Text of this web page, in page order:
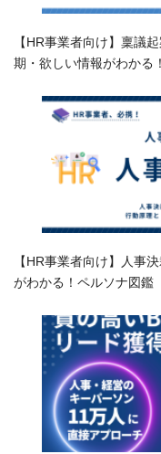
【HR事業者向け】稟議
期・欲しい情報がわかる
【HR事業者向け】人事
がわかる！ペルソナ図鑑